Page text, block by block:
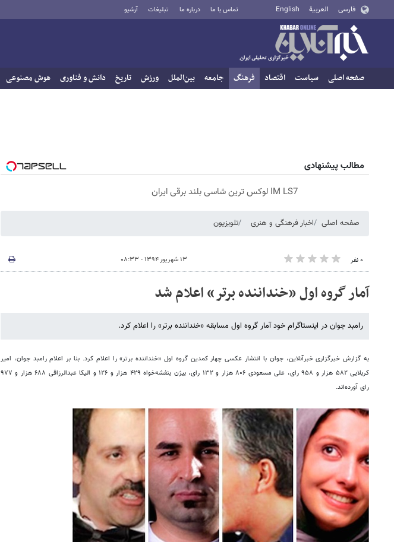
فارسی العربية English تماس با ما درباره ما تبلیغات آرشیو
صفحه اصلی سیاست اقتصاد فرهنگ جامعه بین‌الملل ورزش تاریخ دانش و فناوری هوش مصنوعی
مطالب پیشنهادی
IM LS7 لوکس ترین شاسی بلند برقی ایران
صفحه اصلی اخبار فرهنگی و هنری تلویزیون
۰ نفر ۱۳ شهریور ۱۳۹۴ - ۰۸:۳۳
آمار گروه اول «خنداننده برتر» اعلام شد
رامبد جوان در اینستاگرام خود آمار گروه اول مسابقه «خنداننده برتر» را اعلام کرد.
به گزارش خبرگزاری خبرآنلاین، جوان با انتشار عکسی چهار کمدین گروه اول «خنداننده برتر»را اعلام کرد. بنا بر اعلام رامبد جوان، امیر
کربلایی ۵۸۲ هزار و ۹۵۸ رای، علی مسعودی ۸۰۶ هزار و ۱۳۲ رای، بیژن بنفشه
خواه ۴۲۹ هزار و ۱۲۶ و الیکا عبدالرزاقی ۶۸۸ هزار و ۹۷۷
رای آوردهاند.